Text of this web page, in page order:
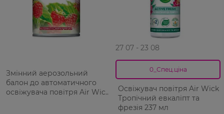
Змінний аерозольний
балон до автоматичного
освіжувача повітря Air Wick
27 07 - 23 08
0_Спец.ціна
Освіжувач повітря Air Wick
Тропічний евкаліпт та
фрезія 237 мл